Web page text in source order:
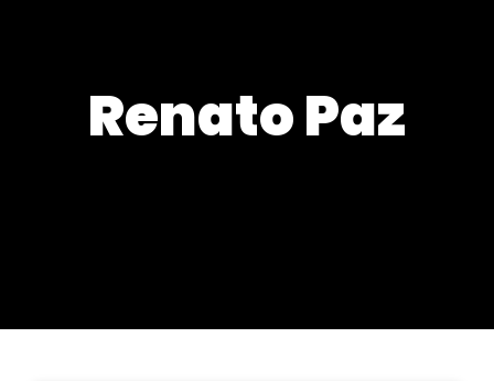
Renato Paz